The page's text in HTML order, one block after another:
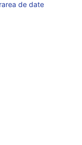
de date